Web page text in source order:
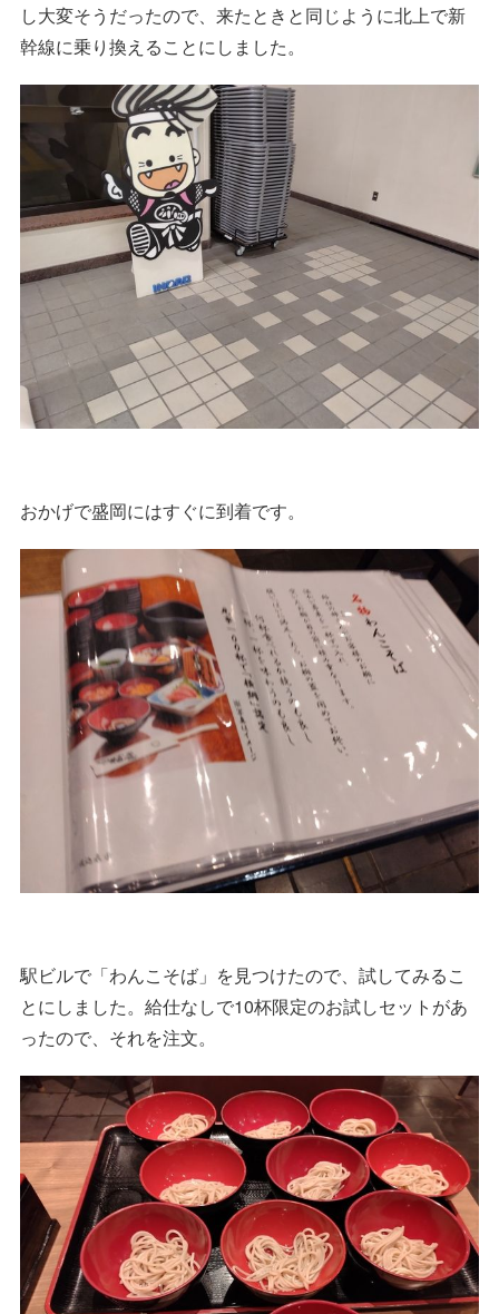
し大変そうだったので、来たときと同じように北上で新
幹線に乗り換えることにしました。
おかげで盛岡にはすぐに到着です。
駅ビルで「わんこそば」を見つけたので、試してみるこ
とにしました。給仕なしで10杯限定のお試しセットがあ
ったので、それを注文。